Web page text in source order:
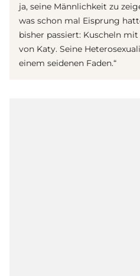
ja, seine Männlichkeit zu
was schon mal Eisprung
bisher passiert: Kuscheln mit
von Katy. Seine
einem seidenen Faden.“